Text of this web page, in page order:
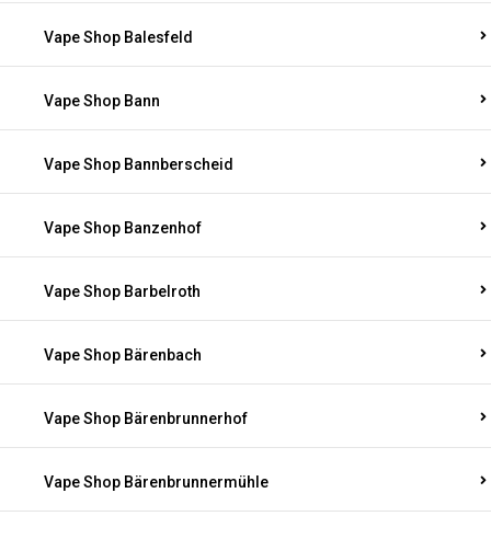
Vape Shop Balesfeld
Vape Shop Bann
Vape Shop Bannberscheid
Vape Shop Banzenhof
Vape Shop Barbelroth
Vape Shop Bärenbach
Vape Shop Bärenbrunnerhof
Vape Shop Bärenbrunnermühle